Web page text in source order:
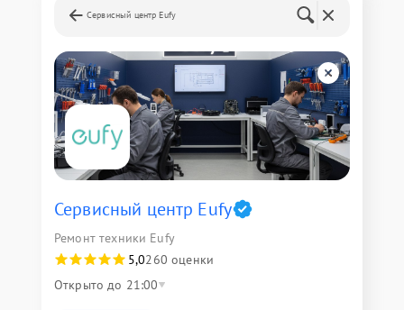
Сервисный центр Eufy
Сервисный центр Eufy
Ремонт техники Eufy
5,0260 оценки
Открыто до 21:00